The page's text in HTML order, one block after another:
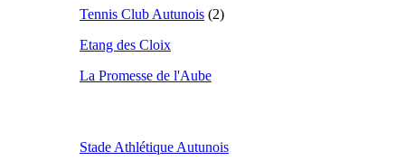
Tennis Club Autunois (2)
Etang des Cloix
La Promesse de l'Aube
Stade Athlétique Autunois